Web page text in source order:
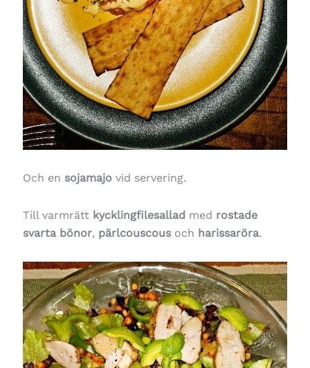
Och en sojamajovid servering.
Till varmrätt kycklingfilesallad med rostade
svarta bönor, pärlcouscousoch harissaröra.